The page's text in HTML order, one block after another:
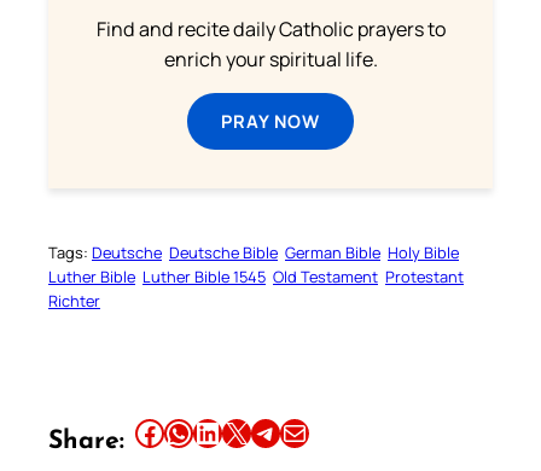
Find and recite daily Catholic prayers to
enrich your spiritual life.
PRAY NOW
Tags: Deutsche Deutsche Bible German Bible Holy Bible
Luther Bible Luther Bible 1545 Old Testament Protestant
Richter
Share: Share this article on Facebook Share this article on WhatsApp Share this article on LinkedIn Share this article on X Share this article on TelegramEmail this Article